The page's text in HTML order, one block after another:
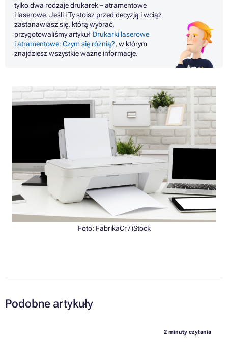
tylko dwa rodzaje drukarek – atramentowe
i laserowe. Jeśli i Ty stoisz przed decyzją i wciąż
zastanawiasz się, którą wybrać,
przygotowaliśmy artykuł Drukarki laserowe
i atramentowe: Czym się różnią?, w którym
znajdziesz wszystkie ważne informacje.
Foto: FabrikaCr / iStock
Podobne artykuły
2 minuty czytania